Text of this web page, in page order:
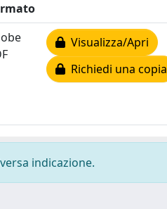
Visualizza/Apri
Richiedi una copia
indicazione.